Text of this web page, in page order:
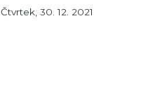
Čtvrtek, 30. 12. 2021